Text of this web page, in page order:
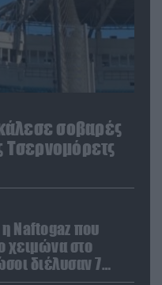
σοβαρές
Τσερνομόρετς
Naftogaz που
χειμώνα στο
διέλυσαν 7
του ουκρανικού